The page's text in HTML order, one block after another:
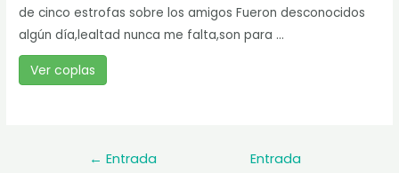
de cinco estrofas sobre los amigos Fueron desconocidos
algún día,lealtad nunca me falta,son para ...
Ver coplas
Navegación
← Entrada
Entrada